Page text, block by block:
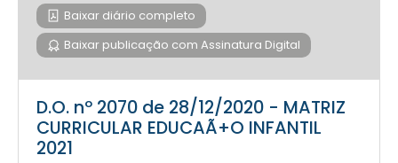
Baixar diário completo
Baixar publicação com Assinatura Digital
D.O. nº 2070 de 28/12/2020 - MATRIZ
CURRICULAR EDUCAÃ+O INFANTIL
2021